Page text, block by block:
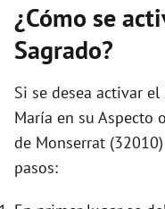
¿Cómo se
Sagrado?
Si se desea activar
María en su Aspecto
de Monserrat
pasos: